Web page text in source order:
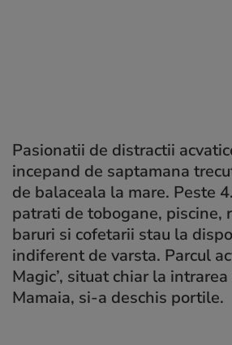
Pasionatii de distractii
incepand de saptamana
de balaceala la mare. Peste
patrati de tobogane, piscine,
baruri si cofetarii stau la
indiferent de varsta. Parcul
Magic’, situat chiar la
Mamaia, si-a deschis portile.